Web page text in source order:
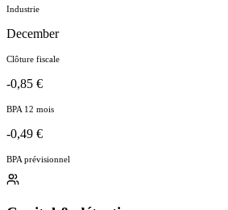
Industrie
December
Clôture fiscale
-0,85 €
BPA 12 mois
-0,49 €
BPA prévisionnel